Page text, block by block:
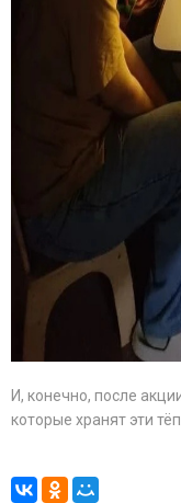
И, конечно, после
которые хранят эти